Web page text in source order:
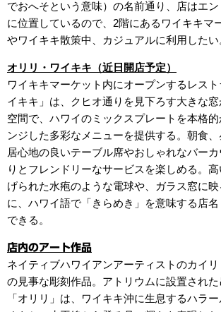
でおへそという意味）の名前通り、店はエ
に位置しているので、2階にあるワイキキマ
やワイキキ散策中、カジュアルに利用したい
オリリ・ワイキキ（近日開店予定）
ワイキキマーケット内にオープンするレス
イキキ」は、クヒオ通りを見下ろす大きな
空間で、ハワイのミックスプレートを本格
ンジした多彩なメニューを提供する。朝食、
居心地の良いテーブル席やおしゃれなバー
りとフレンドリーなサービスを楽しめる。
げられた水疱のような電球や、ガラス窓に
に、ハワイ語で「きらめき」を意味する店
できる。
店内のアート作品
ネイティブハワイアンアーティストのカイ
の見事な彫刻作品。アトリウムに設置され
「オリリ」は、ワイキキ沖に生息するハラ